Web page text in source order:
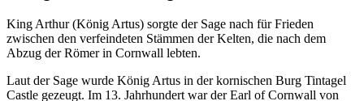
King Arthur (König Artus) sorgte der Sage nach für Frieden
zwischen den verfeindeten Stämmen der Kelten, die nach dem
Abzug der Römer in Cornwall lebten.
Laut der Sage wurde König Artus in der kornischen Burg Tintagel
Castle gezeugt. Im 13. Jahrhundert war der Earl of Cornwall von